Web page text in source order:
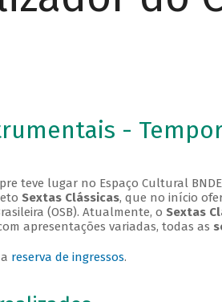
-
teve lugar no Espaço Cultural
Sextas Clássicas, que no início
(OSB). Atualmente, o Sextas
apresentações variadas, todas as
reserva de ingressos.